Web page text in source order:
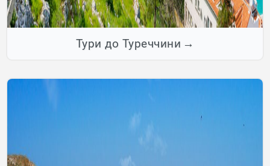
Тури до Туреччини